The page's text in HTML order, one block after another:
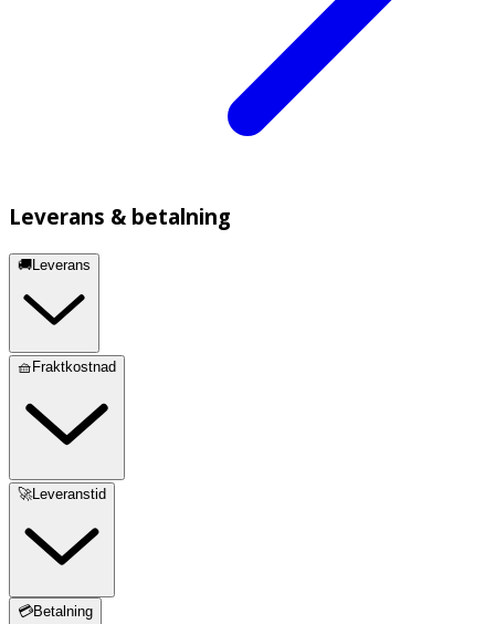
Leverans & betalning
🚚Leverans
🧺Fraktkostnad
🚀Leveranstid
💳Betalning